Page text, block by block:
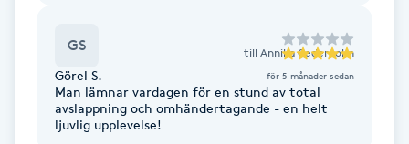
Face framing
Faceliftmassage
GS till Annika Cederholm
Görel S. för 5 månader sedan
Man lämnar vardagen för en stund av total
avslappning och omhändertagande - en helt
ljuvlig upplevelse!